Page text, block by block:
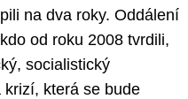
na dva roky. Oddálení
od roku 2008 tvrdili,
socialistický
která se bude